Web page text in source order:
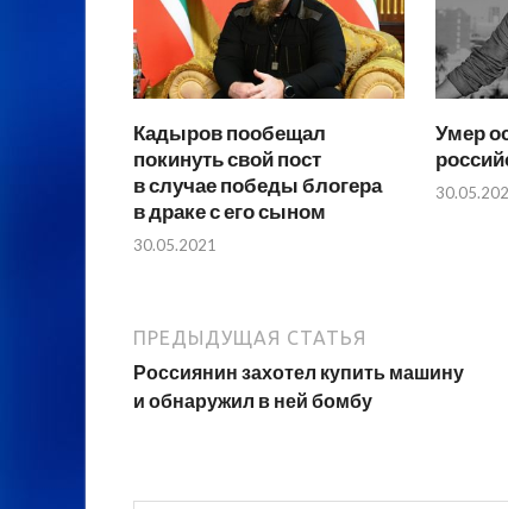
Кадыров пообещал
покинуть свой пост
в случае победы блогера
в драке с его сыном
30.05.2021
Умер
ПРЕДЫДУЩАЯ СТАТЬЯ
Россиянин захотел купить машину
и обнаружил в ней бомбу